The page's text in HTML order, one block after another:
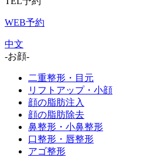
WEB予約
中文
-お顔-
二重整形・目元
リフトアップ・小顔
顔の脂肪注入
顔の脂肪除去
鼻整形・小鼻整形
口整形・唇整形
アゴ整形